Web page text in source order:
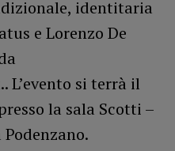
identitaria
e Lorenzo De
si terrà il
la sala Scotti –